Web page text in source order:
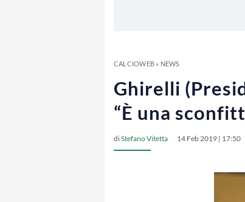
CALCIOWEB» NEWS
Ghirelli
“È una
diStefano Vitetta 14 Feb 2019 | 17:50